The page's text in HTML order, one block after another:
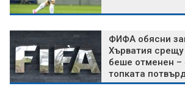
ФИФА обясни
Хърватия срещу
беше отменен –
топката